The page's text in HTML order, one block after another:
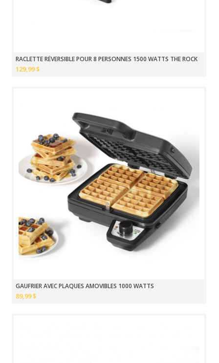
RACLETTE RÉVERSIBLE POUR 8 PERSONNES 1500 WATTS THE ROCK
129,99 $
GAUFRIER AVEC PLAQUES AMOVIBLES 1000 WATTS
89,99 $